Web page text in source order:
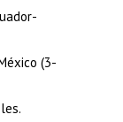
(3-